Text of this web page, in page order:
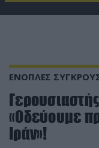
ΕΝΟΠΛΕΣ
«Οδεύουμε
Ιράν»!